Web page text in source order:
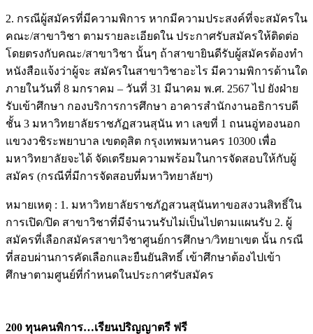
2. กรณีผู้สมัครที่มีความพิการ หากมีความประสงค์ที่จะสมัครใน
คณะ/สาขาวิชา ตามรายละเอียดใน ประกาศรับสมัครให้ติดต่อ
โดยตรงกับคณะ/สาขาวิชา นั้นๆ ถ้าสาขายินดีรับผู้สมัครต้องทำ
หนังสือแจ้งว่าผู้จะ สมัครในสาขาวิชาอะไร มีความพิการด้านใด
ภายในวันที่ 8 มกราคม – วันที่ 31 มีนาคม พ.ศ. 2567 ไป ยังฝ่าย
รับเข้าศึกษา กองบริการการศึกษา อาคารสำนักงานอธิการบดี
ชั้น 3 มหาวิทยาลัยราชภัฏสวนสุนัน ทา เลขที่ 1 ถนนอู่ทองนอก
แขวงวชิระพยาบาล เขตดุสิต กรุงเทพมหานคร 10300 เพื่อ
มหาวิทยาลัยจะได้ จัดเตรียมความพร้อมในการจัดสอบให้กับผู้
สมัคร (กรณีที่มีการจัดสอบที่มหาวิทยาลัยฯ)
หมายเหตุ : 1. มหาวิทยาลัยราชภัฏสวนสุนันทาขอสงวนสิทธิ์ใน
การเปิด/ปิด สาขาวิชาที่มีจำนวนรับไม่เป็นไปตามแผนรับ 2. ผู้
สมัครที่เลือกสมัครสาขาวิชาศูนย์การศึกษา/วิทยาเขต นั้น กรณี
ที่สอบผ่านการคัดเลือกและยืนยันสิทธิ์ เข้าศึกษาต้องไปเข้า
ศึกษาตามศูนย์ที่กำหนดในประกาศรับสมัคร
200 ทุนคนพิการ…เรียนปริญญาตรี ฟรี